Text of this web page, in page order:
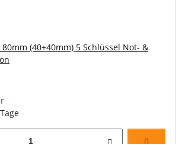
(40+40mm) 5 Schlüssel Not- &